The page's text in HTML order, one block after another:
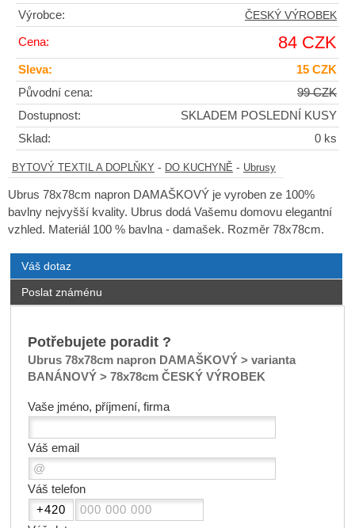
Výrobce:
ČESKÝ VÝROBEK
Cena: 84 CZK
Sleva:
15 CZK
Původní cena:
99 CZK
Dostupnost:
SKLADEM POSLEDNÍ KUSY
Sklad:
0 ks
BYTOVÝ TEXTIL A DOPLŇKY - DO KUCHYNĚ - Ubrusy
Ubrus 78x78cm napron DAMAŠKOVÝ je vyroben ze 100%
bavlny nejvyšší kvality. Ubrus dodá Vašemu domovu elegantní
vzhled. Materiál 100 % bavlna - damašek. Rozměr 78x78cm.
Váš dotaz
Poslat známénu
Potřebujete poradit ?
Ubrus 78x78cm napron DAMAŠKOVÝ > varianta
BANÁNOVÝ > 78x78cm ČESKÝ VÝROBEK
Vaše jméno, příjmení, firma
Váš email
Váš telefon